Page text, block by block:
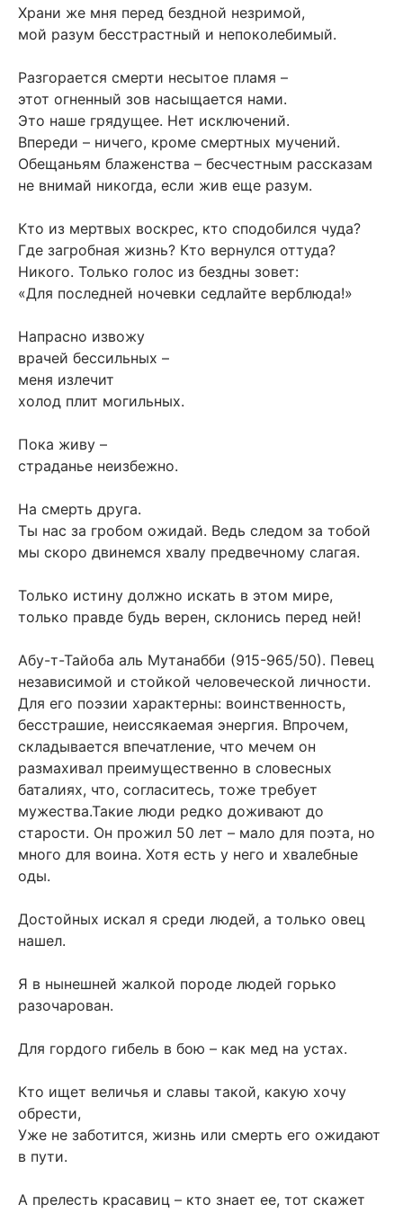
Храни же мня перед бездной незримой,
мой разум бесстрастный и непоколебимый.
Разгорается смерти несытое пламя –
этот огненный зов насыщается нами.
Это наше грядущее. Нет исключений.
Впереди – ничего, кроме смертных мучений.
Обещаньям блаженства – бесчестным рассказам
не внимай никогда, если жив еще разум.
Кто из мертвых воскрес, кто сподобился чуда?
Где загробная жизнь? Кто вернулся оттуда?
Никого. Только голос из бездны зовет:
«Для последней ночевки седлайте верблюда!»
Напрасно извожу
врачей бессильных –
меня излечит
холод плит могильных.
Пока живу –
страданье неизбежно.
На смерть друга.
Ты нас за гробом ожидай. Ведь следом за тобой
мы скоро двинемся хвалу предвечному слагая.
Только истину должно искать в этом мире,
только правде будь верен, склонись перед ней!
Абу-т-Тайоба аль Мутанабби (915-965/50). Певец
независимой и стойкой человеческой личности.
Для его поэзии характерны: воинственность,
бесстрашие, неиссякаемая энергия. Впрочем,
складывается впечатление, что мечем он
размахивал преимущественно в словесных
баталиях, что, согласитесь, тоже требует
мужества.Такие люди редко доживают до
старости. Он прожил 50 лет – мало для поэта, но
много для воина. Хотя есть у него и хвалебные
оды.
Достойных искал я среди людей, а только овец
нашел.
Я в нынешней жалкой породе людей горько
разочарован.
Для гордого гибель в бою – как мед на устах.
Кто ищет величья и славы такой, какую хочу
обрести,
Уже не заботится, жизнь или смерть его ожидают
в пути.
А прелесть красавиц – кто знает ее, тот скажет